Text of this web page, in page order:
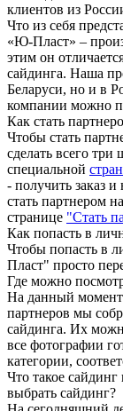
клиентов из
Что из себя
«Ю-Пласт» –
этим он
сайдинга. Наша
Беларуси, но и в
компании можно
Как стать
Чтобы стать
сделать всего
специальной
- получить заказ и
стать партнером
странице "Стать
Как попасть в
Чтобы попасть в
Пласт" просто
Где можно
На данный момент
партнеров мы
сайдинга. Их
все фотографии
категории,
Что такое
выбрать сайдинг?